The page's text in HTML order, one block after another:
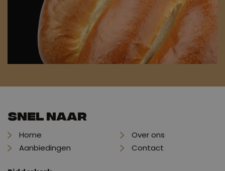
Snel naar
Home
Aanbiedingen
Over ons
Contact